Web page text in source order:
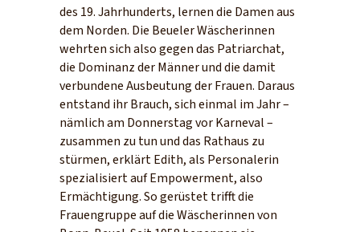
des 19. Jahrhunderts, lernen die Damen aus
dem Norden. Die Beueler Wäscherinnen
wehrten sich also gegen das Patriarchat,
die Dominanz der Männer und die damit
verbundene Ausbeutung der Frauen. Daraus
entstand ihr Brauch, sich einmal im Jahr –
nämlich am Donnerstag vor Karneval –
zusammen zu tun und das Rathaus zu
stürmen, erklärt Edith, als Personalerin
spezialisiert auf Empowerment, also
Ermächtigung. So gerüstet trifft die
Frauengruppe auf die Wäscherinnen von